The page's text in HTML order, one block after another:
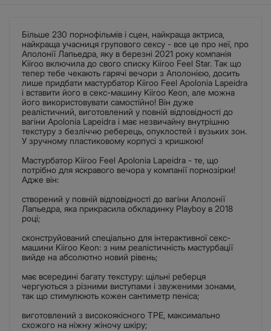
Більше 230 порнофільмів і сцен, найкраща актриса,
найкраща учасниця групового сексу - все це про неї, про
Аполонії Лапьедра, яку в березні 2021 року компанія
Kiiroo включила до свого списку Kiiroo Feel Star. Так що
тепер тебе чекають гарячі вечори з Аполонією, досить
лише придбати мастурбатор Kiiroo Feel Apolonia Lapeidra
і вставити його в секс-машину Kiiroo Keon, але можна
його використовувати самостійно! Він дуже
реалістичний, виготовлений у повній відповідності до
вагіни Apolonia Lapeidra і має незвичайну внутрішню
текстуру з безліччю реберець, опуклостей і вузьких зон.
У зручному пластиковому корпусі з кришкою!
Мастурбатор Kiiroo Feel Apolonia Lapeidra - те, що
потрібно для яскравого вечора у компанії порнозірки!
Адже він:
створений у повній відповідності до вагіни Аполонії
Лапьедра, яка прикрасила обкладинку Playboy в 2018
році;
сконструйований спеціально для інтерактивної секс-
машини Kiiroo Keon: з ним реалістичність мастурбації
вийде на абсолютно новий рівень;
має всередині багату текстуру: щільні реберця
чергуються з різними виступами і звуженими зонами,
так що стимулюють кожен сантиметр пеніса;
виготовлений з високоякісного TPE, максимально
схожого на ніжну жіночу шкіру;